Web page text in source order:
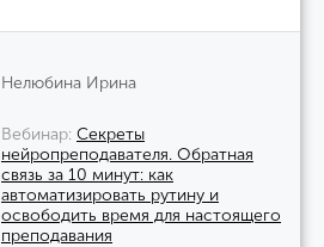
Нелюбина Ирина
Вебинар Секреты
нейропреподавателя. Обратная
связь за 10 минут: как
автоматизировать рутину и
освободить время для настоящего
преподавания